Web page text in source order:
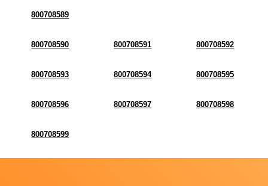
800708589
800708590 800708591 800708592
800708593 800708594 800708595
800708596 800708597 800708598
800708599